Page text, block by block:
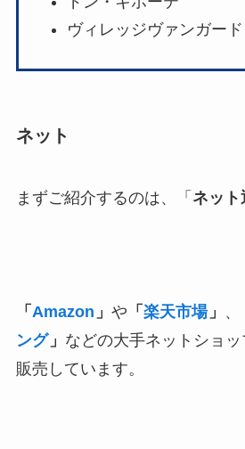
ヴィレッジヴァンガード
ネット
まずご紹介するのは、「 ネット
「 Amazon 」 や 「 楽天市場」 、
ング」 などの大手ネットショッ
販売しています。